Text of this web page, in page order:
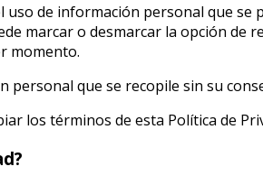
de información personal que
marcar o desmarcar la opción de
momento.
que se recopile sin su
los términos de esta Política de